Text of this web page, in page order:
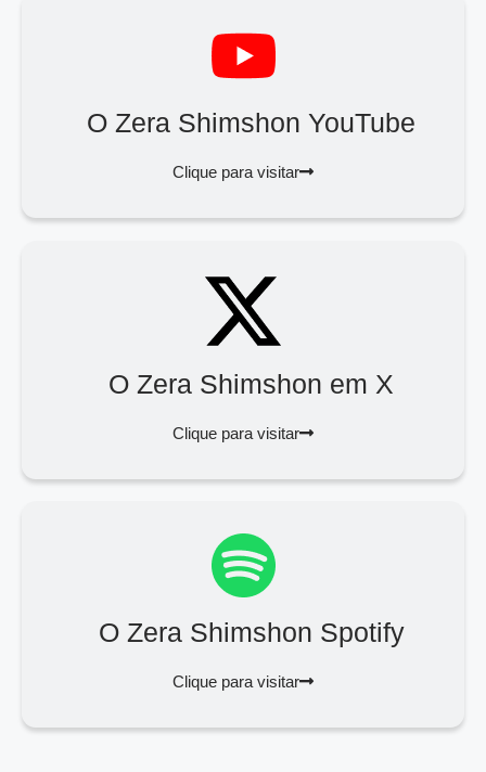
O Zera Shimshon YouTube
Clique para visitar
O Zera Shimshon em X
Clique para visitar
O Zera Shimshon Spotify
Clique para visitar